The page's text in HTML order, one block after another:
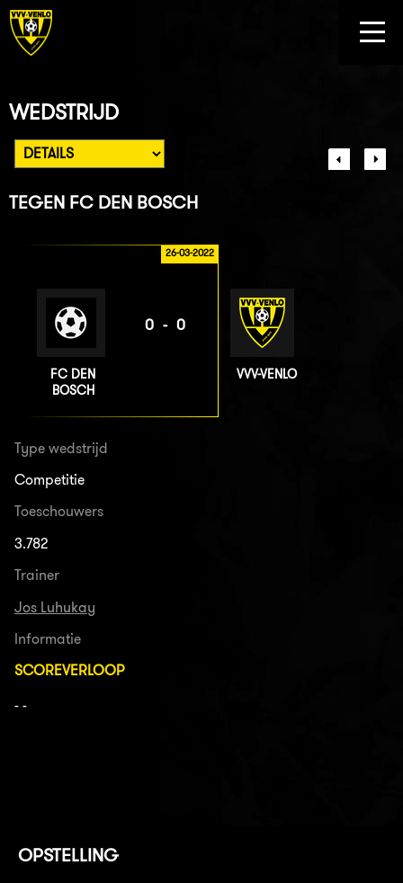
WEDSTRIJD
TEGEN FC DEN BOSCH
26-03-2022
FC DEN
BOSCH
0-0
VVV-VENLO
Type wedstrijd
Competitie
Toeschouwers
3.782
Trainer
Jos Luhukay
Informatie
SCOREVERLOOP
- -
OPSTELLING